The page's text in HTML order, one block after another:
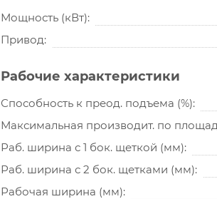
Мощность (кВт)
Привод
Рабочие характеристики
Способность к преод. подъема (%)
Максимальная производит. по
Раб. ширина с 1 бок. щеткой (мм)
Раб. ширина с 2 бок. щетками (мм)
Рабочая ширина (мм)